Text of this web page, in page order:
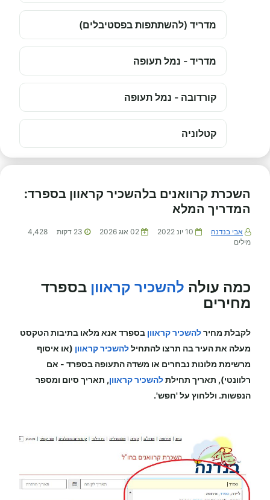
מדריד (להשתתפות בפסטיבלים)
מדריד - נמל תעופה
קורדובה - נמל תעופה
קטלוניה
השכרת קרוואנים בלהשכיר קראוון בספרד:
המדריך המלא
אבי בנדנה 10 יונ 2022 02 אוג 2026 23 דקות
4,428
מילים
כמה עולה להשכיר קראוון בספרד
מחירים
לקבלת מחירלהשכיר קראוון בספרד אנא מלאו בתיבות הטקסט
מעלה את העיר בה תרצו להתחיללהשכיר קראוון (או איסוף
מרשימת מלונות נבחרים או משדה התעופה בספרד - אם
רלוונטי), תאריך תחילתלהשכיר קראוון, תאריך סיום ומספר
הנפשות. וללחוץ על 'חפש'.